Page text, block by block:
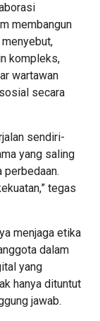
membangun
kompleks,
wartawan
secara
sendiri-
yang saling
perbedaan.
tegas
menjaga etika
dalam
yang
hanya dituntut
jawab.